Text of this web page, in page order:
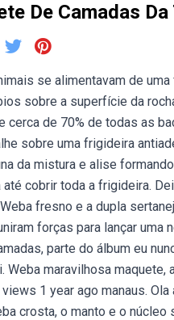
De Camadas
se alimentavam de uma
sobre a superfície da
cerca de 70% de todas as
sobre uma frigideira
da mistura e alise
até cobrir toda a frigideira.
fresno e a dupla
forças para lançar uma
parte do álbum eu
Weba maravilhosa maquete,
1 year ago manaus.
crosta, o manto e o núcleo